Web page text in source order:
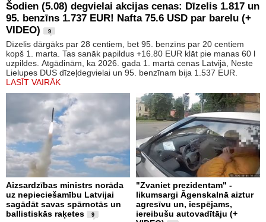
Šodien (5.08) degvielai akcijas cenas: Dīzelis 1.817 un
95. benzīns 1.737 EUR! Nafta 75.6 USD par barelu (+
VIDEO)
9
Dīzelis dārgāks par 28 centiem, bet 95. benzīns par 20 centiem
kopš 1. marta. Tas sanāk papildus +16.80 EUR klāt pie manas 60 l
uzpildes. Atgādinām, ka 2026. gada 1. martā cenas Latvijā, Neste
Lielupes DUS dīzeļdegvielai un 95. benzīnam bija 1.537 EUR.
LASĪT VAIRĀK
Aizsardzības ministrs norāda
uz nepieciešamību Latvijai
sagādāt savas spārnotās un
ballistiskās raķetes
9
"Zvaniet prezidentam" -
likumsargi Āgenskalnā aiztur
agresīvu un, iespējams,
iereibušu autovadītāju (+